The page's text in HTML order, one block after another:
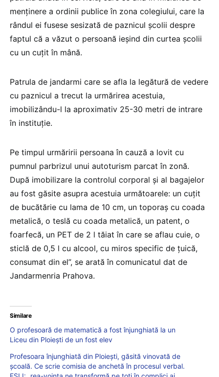
menținere a ordinii publice în zona colegiului, care la
rândul ei fusese sesizată de paznicul școlii despre
faptul că a văzut o persoană ieșind din curtea școlii
cu un cuțit în mână.
Patrula de jandarmi care se afla la legătură de vedere
cu paznicul a trecut la urmărirea acestuia,
imobilizându-l la aproximativ 25-30 metri de intrare
în instituție.
Pe timpul urmăririi persoana în cauză a lovit cu
pumnul parbrizul unui autoturism parcat în zonă.
După imobilizare la controlul corporal și al bagajelor
au fost găsite asupra acestuia următoarele: un cuțit
de bucătărie cu lama de 10 cm, un toporaș cu coada
metalică, o teslă cu coada metalică, un patent, o
foarfecă, un PET de 2 l tăiat în care se aflau cuie, o
sticlă de 0,5 l cu alcool, cu miros specific de țuică,
consumat din el”, se arată în comunicatul dat de
Jandarmenria Prahova.
Similare
O profesoară de matematică a fost înjunghiată la un
Liceu din Ploiești de un fost elev
Profesoara înjunghiată din Ploiești, găsită vinovată de
școală. Ce scrie comisia de anchetă în procesul verbal.